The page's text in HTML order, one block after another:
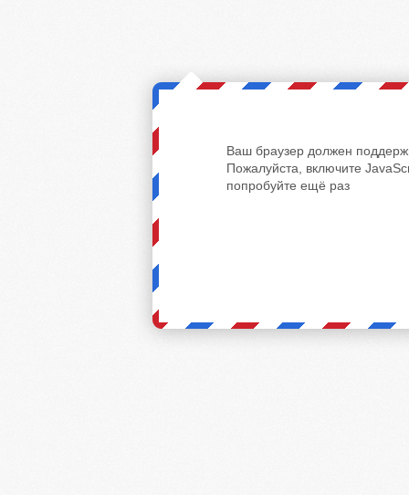
Ваш браузер должен
Пожалуйста, включите
попробуйте ещё раз